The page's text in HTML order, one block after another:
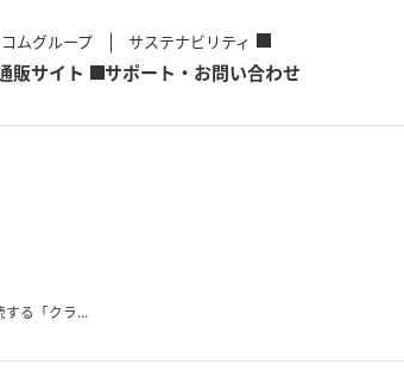
ムグループ サステナビリティ
販サイト サポート・お問い合わせ
する「クラ...